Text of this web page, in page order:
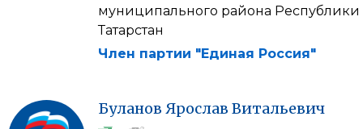
муниципального района Республики
Татарстан
Член партии "Единая Россия"
Буланов Ярослав Витальевич